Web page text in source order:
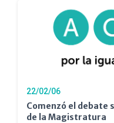
22/02/06
Comenzó el debate
de la Magistratura